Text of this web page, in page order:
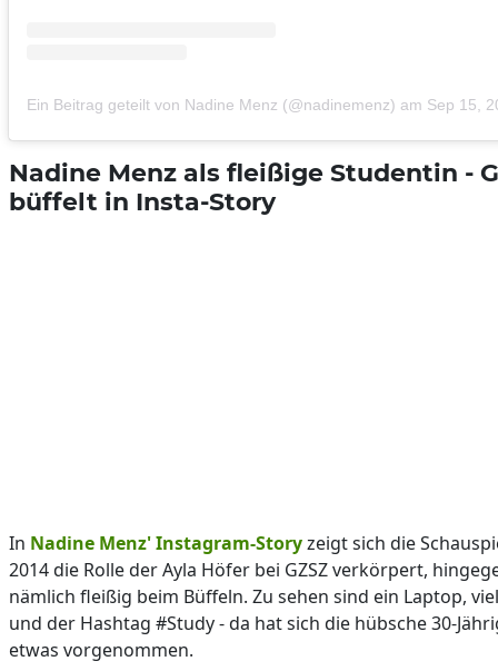
Ein Beitrag geteilt von Nadine Menz (@nadinemenz) am Sep 15,
Nadine Menz als fleißige Studentin -
büffelt in Insta-Story
In Nadine Menz' Instagram-Storyzeigt sich die
2014 die Rolle der Ayla Höfer bei GZSZ verkörpert,
nämlich fleißig beim Büffeln. Zu sehen sind ein Laptop,
und der Hashtag #Study - da hat sich die hübsche 30-
etwas vorgenommen.